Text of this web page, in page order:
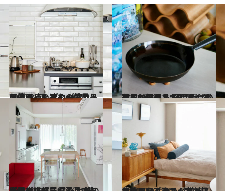
2020.12.3
【暮らしの達人の愛用品画像28点】プロが惚れ込む日用品たちを一気見！
ライフスタイル 2022.9.23
暮らしの達人が吟味して部屋に招いた 日用品や家具など愛用品7選 “育つ楽しみが味わえる”品々ばかり
ライフスタイル
2022.7.26
インテリアスタイリストが選び抜いた こだわりの家具と雑貨、偏愛品7選 心地よい部屋づくりのコツも
ライフスタイル 2021.5.20
北欧照明ブランドプレスの愛用品7選 早く家に帰りたくなる逸品が集結！
ライフスタイル